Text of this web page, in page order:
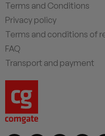
Terms and Conditions
Privacy policy
Terms and conditions of
FAQ
Transport and payment